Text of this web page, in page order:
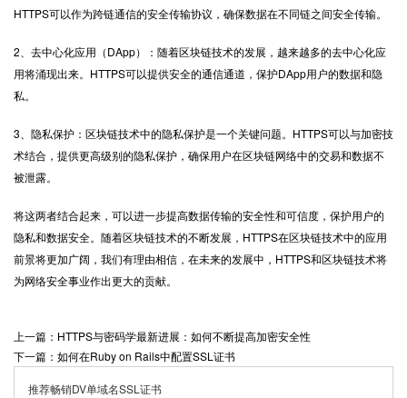
HTTPS可以作为跨链通信的安全传输协议，确保数据在不同链之间安全传输。
2、去中心化应用（DApp）：随着区块链技术的发展，越来越多的去中心化应
用将涌现出来。HTTPS可以提供安全的通信通道，保护DApp用户的数据和隐
私。
3、隐私保护：区块链技术中的隐私保护是一个关键问题。HTTPS可以与加密技
术结合，提供更高级别的隐私保护，确保用户在区块链网络中的交易和数据不
被泄露。
将这两者结合起来，可以进一步提高数据传输的安全性和可信度，保护用户的
隐私和数据安全。随着区块链技术的不断发展，HTTPS在区块链技术中的应用
前景将更加广阔，我们有理由相信，在未来的发展中，HTTPS和区块链技术将
为网络安全事业作出更大的贡献。
上一篇：HTTPS与密码学最新进展：如何不断提高加密安全性
下一篇：如何在Ruby on Rails中配置SSL证书
推荐畅销DV单域名SSL证书